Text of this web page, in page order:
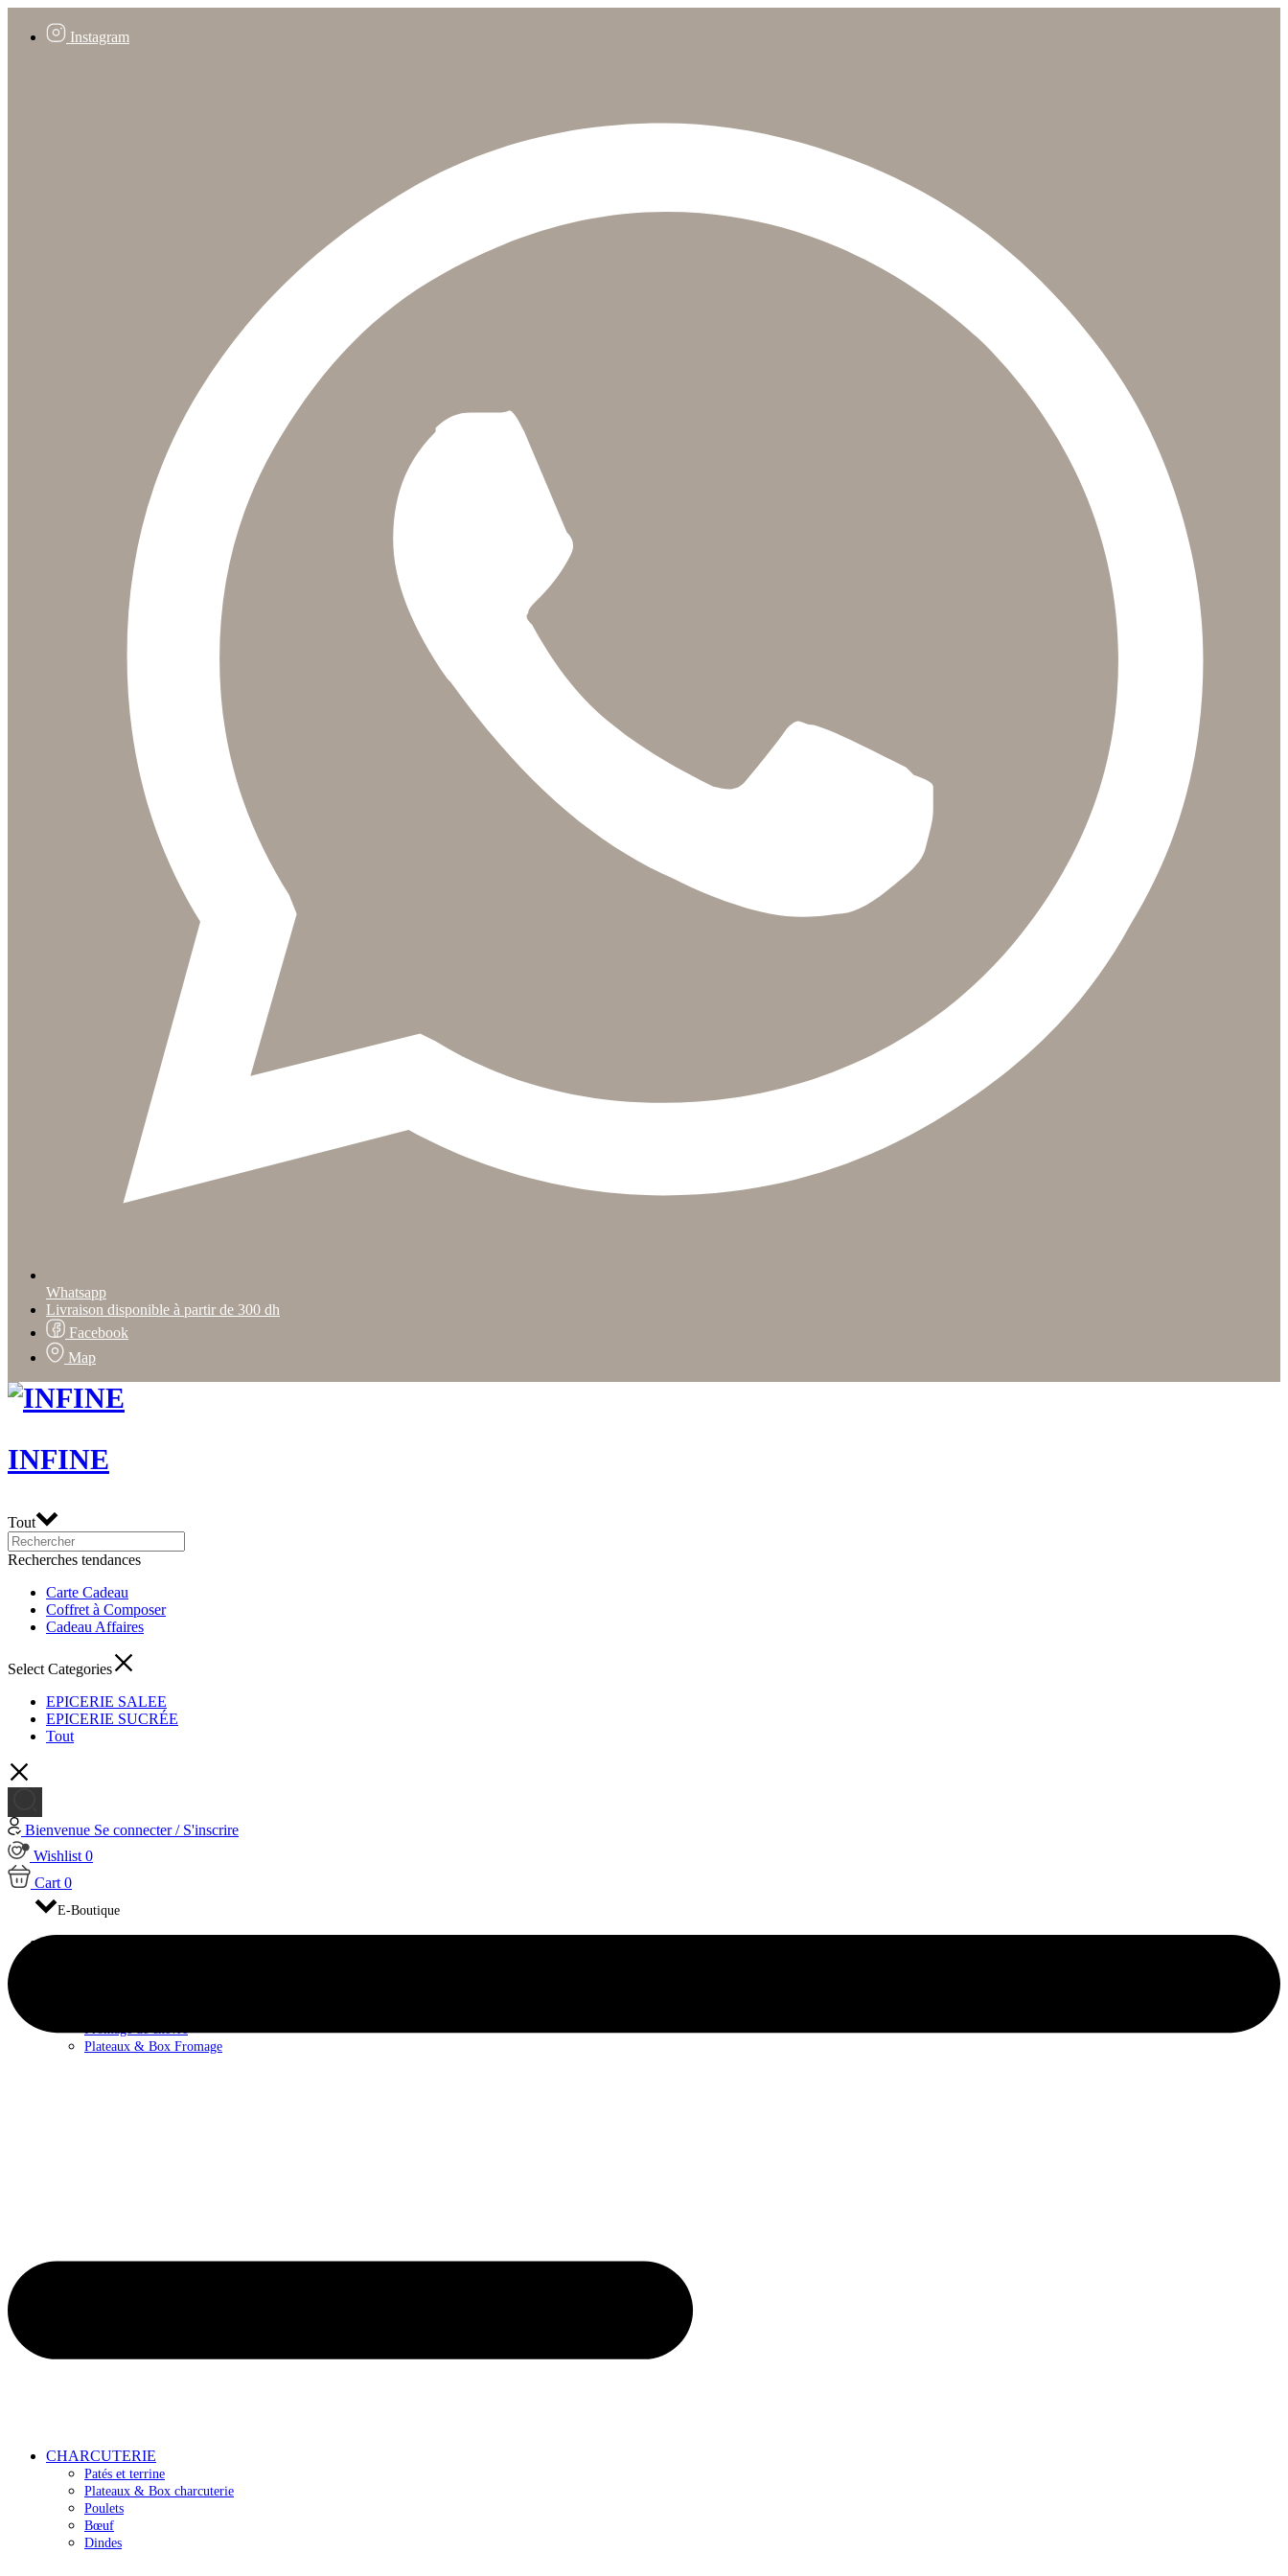
Instagram
Whatsapp
Livraison disponible à partir de 300 dh
Facebook
Map
INFINE
Tout
Recherches tendances
Carte Cadeau
Coffret à Composer
Cadeau Affaires
Select Categories
EPICERIE SALEE
EPICERIE SUCRÉE
Tout
Bienvenue Se connecter / S'inscrire
Wishlist 0
Cart 0
E-Boutique
FROMAGES
Fromage de chèvre
Plateaux & Box Fromage
CHARCUTERIE
Patés et terrine
Plateaux & Box charcuterie
Poulets
Bœuf
Dindes